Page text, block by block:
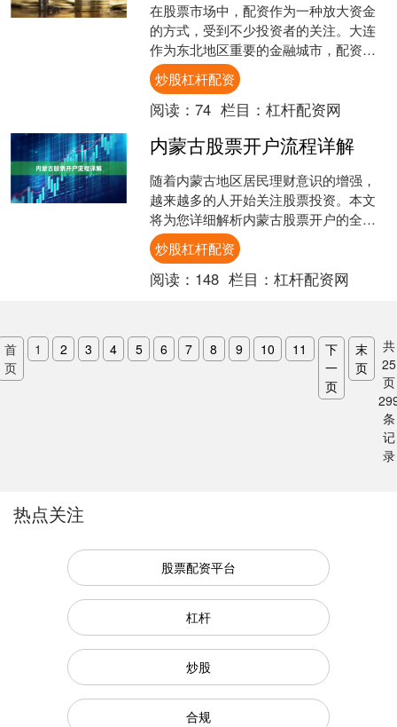
在股票市场中，配资作为一种放大资金
的方式，受到不少投资者的关注。大连
作为东北地区重要的金融城市，配资公
司数量众多，但质量参差不齐。对于投
资者而言，选择一家正规、....
炒股杠杆配资
阅读： 74 栏目： 杠杆配资网
内蒙古股票开户流程详解
随着内蒙古地区居民理财意识的增强，
越来越多的人开始关注股票投资。本文
将为您详细解析内蒙古股票开户的全流
程，帮助您快速、顺利地开启投资之
旅。 ## 一、开户前的准....
炒股杠杆配资
阅读： 148 栏目： 杠杆配资网
首
页
1 2 3 4 5 6 7 8 9 10 11
下
一
页
末
页
共
25
页
条
记
录
热点关注
股票配资平台
杠杆
炒股
合规